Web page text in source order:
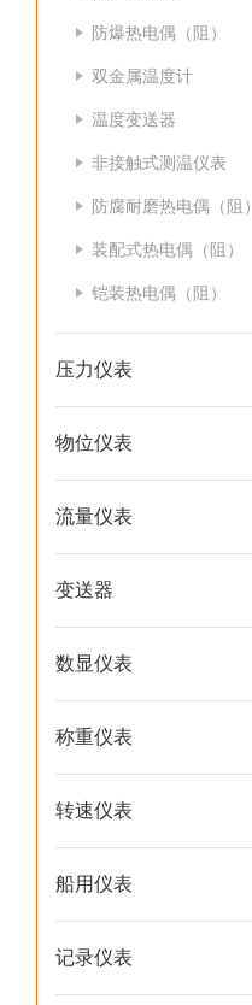
防爆热电偶（阻）
双金属温度计
温度变送器
非接触式测温仪表
防腐耐磨热电偶（阻）
装配式热电偶（阻）
铠装热电偶（阻）
压力仪表
物位仪表
流量仪表
变送器
数显仪表
称重仪表
转速仪表
船用仪表
记录仪表